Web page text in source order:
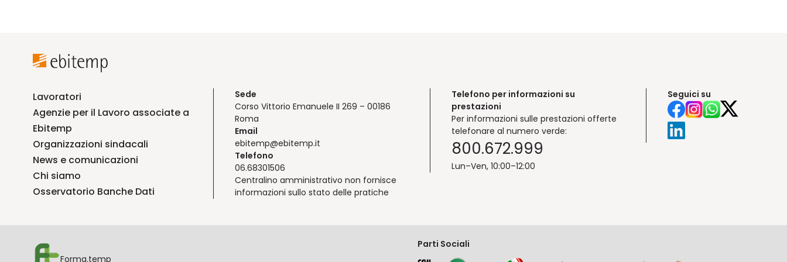
Lavoratori
Agenzie per il Lavoro associate a
Ebitemp
Organizzazioni sindacali
News e comunicazioni
Chi siamo
Osservatorio Banche Dati
Sede
Corso Vittorio Emanuele II 269 – 00186
Roma
Email
ebitemp@ebitemp.it
Telefono
06.68301506
Centralino amministrativo non fornisce
informazioni sullo stato delle pratiche
Telefono per informazioni su
prestazioni
Per informazioni sulle prestazioni offerte
telefonare al numero verde:
800.672.999
Lun–Ven, 10:00–12:00
Seguici su
Forma.temp
Parti Sociali